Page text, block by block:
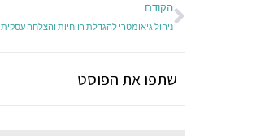
הקודם
ניהול גיאומטרי להגדלת רווחיות והצלחה עסקית
שתפו את הפוסט